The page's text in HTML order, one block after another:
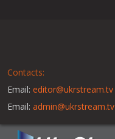
Contacts:
Email: editor@ukrstream.tv
Email: admin@ukrstream.tv